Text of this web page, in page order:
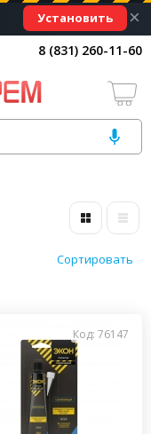
Установить ×
8 (831) 260-11-60
Сортировать
Код: 76147